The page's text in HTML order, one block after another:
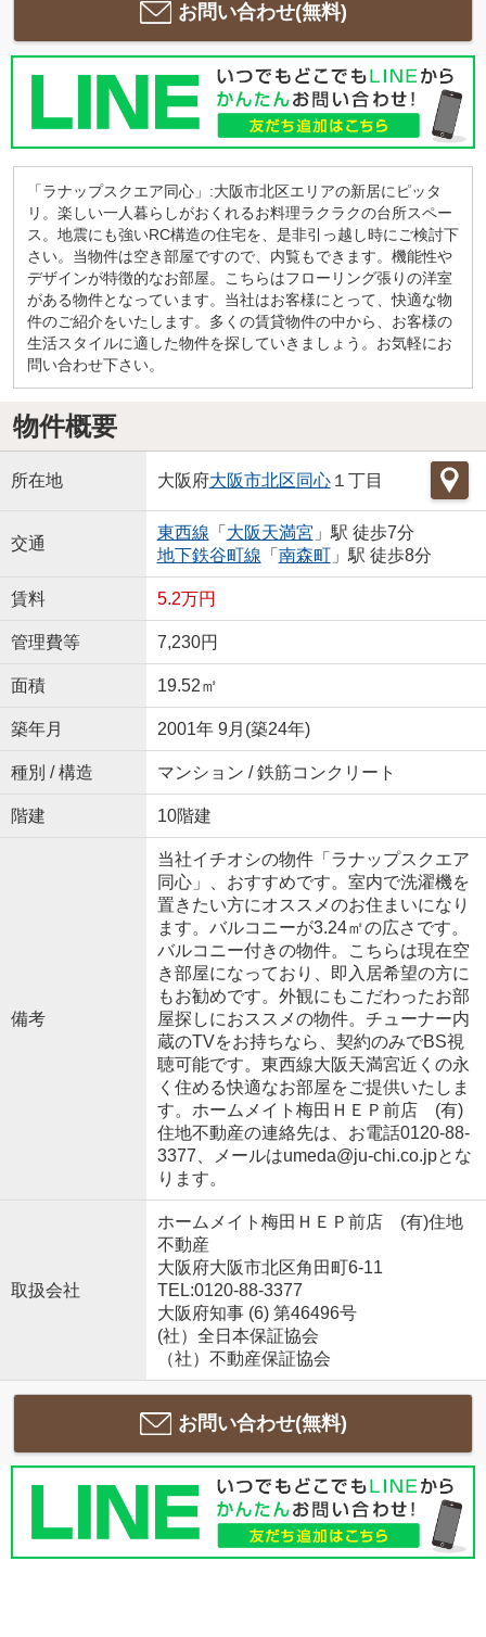
お問い合わせ(無料)
「ラナップスクエア同心」:大阪市北区エリアの新居にピッタ
リ。楽しい一人暮らしがおくれるお料理ラクラクの台所スペー
ス。地震にも強いRC構造の住宅を、是非引っ越し時にご検討下
さい。当物件は空き部屋ですので、内覧もできます。機能性や
デザインが特徴的なお部屋。こちらはフローリング張りの洋室
がある物件となっています。当社はお客様にとって、快適な物
件のご紹介をいたします。多くの賃貸物件の中から、お客様の
生活スタイルに適した物件を探していきましょう。お気軽にお
問い合わせ下さい。
物件概要
所在地 大阪府大阪市北区同心１丁目
交通
東西線 「 大阪天満宮 」駅 徒歩7分
地下鉄谷町線 「 南森町」駅 徒歩8分
賃料 5.2万円
管理費等 7,230円
面積 19.52㎡
築年月 2001年 9月(築24年)
種別 / 構造 マンション / 鉄筋コンクリート
階建 10階建
備考
当社イチオシの物件「ラナップスクエア
同心」、おすすめです。室内で洗濯機を
置きたい方にオススメのお住まいになり
ます。バルコニーが3.24㎡の広さです。
バルコニー付きの物件。こちらは現在空
き部屋になっており、即入居希望の方に
もお勧めです。外観にもこだわったお部
屋探しにおススメの物件。チューナー内
蔵のTVをお持ちなら、契約のみでBS視
聴可能です。東西線大阪天満宮近くの永
く住める快適なお部屋をご提供いたしま
す。ホームメイト梅田ＨＥＰ前店 (有)
住地不動産の連絡先は、お電話0120-88-
3377、メールはumeda@ju-chi.co.jpとな
ります。
取扱会社
ホームメイト梅田ＨＥＰ前店 (有)住地
不動産
大阪府大阪市北区角田町6-11
TEL:0120-88-3377
大阪府知事 (6) 第46496号
(社）全日本保証協会
（社）不動産保証協会
お問い合わせ(無料)